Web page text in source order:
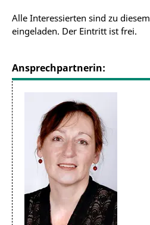
Alle Interessierten sind zu
eingeladen. Der Eintritt ist frei.
Ansprechpartnerin: